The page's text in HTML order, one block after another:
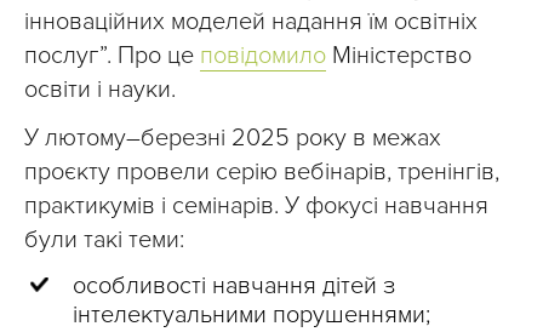
інноваційних моделей надання їм освітніх
послуг”. Про це повідомило Міністерство
освіти і науки.
У лютому–березні 2025 року в межах
проєкту провели серію вебінарів, тренінгів,
практикумів і семінарів. У фокусі навчання
були такі теми:
особливості навчання дітей з
інтелектуальними порушеннями;